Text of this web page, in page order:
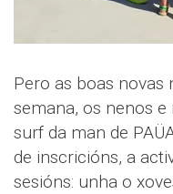
Pero as boas novas
semana, os nenos
surf da man de
de inscricións, a
sesións: unha o